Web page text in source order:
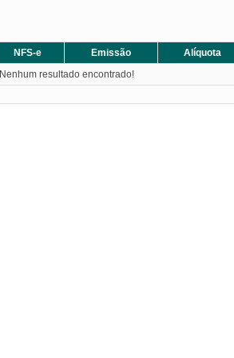
NFS-e Emissão Alíquota
Nenhum resultado encontrado!